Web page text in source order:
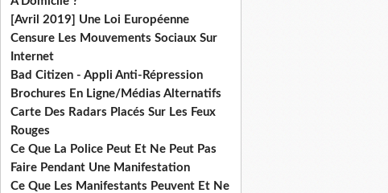
[Avril 2019] Une Loi Européenne
Censure Les Mouvements Sociaux Sur
Internet
Bad Citizen - Appli Anti-Répression
Brochures En Ligne/Médias Alternatifs
Carte Des Radars Placés Sur Les Feux
Rouges
Ce Que La Police Peut Et Ne Peut Pas
Faire Pendant Une Manifestation
Ce Que Les Manifestants Peuvent Et Ne